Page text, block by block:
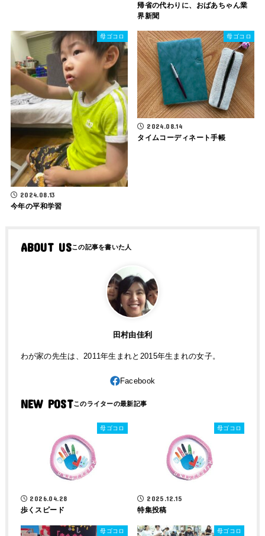
帰省の代わりに、おばあちゃん業
界新聞
母ゴコロ
2024.08.13
今年の平和学習
母ゴコロ
2024.08.14
タイムコーディネート手帳
ABOUT US
田村由佳利
わが家の先生は、2011年生まれと2015年生まれの女子。
NEW POST
母ゴコロ
2026.04.28
歩くスピード
母ゴコロ
2025.12.15
特集投稿
母ゴコロ 母ゴコロ